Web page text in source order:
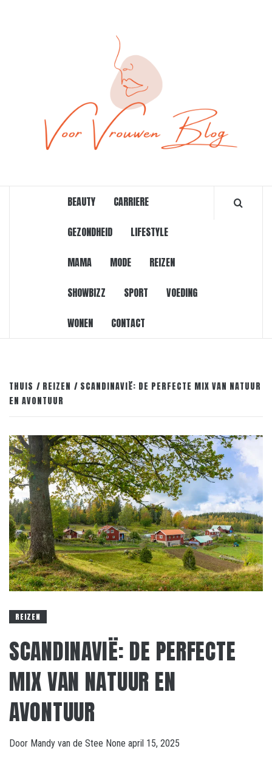
BEAUTY CARRIERE
GEZONDHEID LIFESTYLE
MAMA MODE REIZEN
SHOWBIZZ SPORT VOEDING
WONEN CONTACT
THUIS REIZEN
SCANDINAVIË: DE PERFECTE MIX VAN NATUUR
EN AVONTUUR
REIZEN
SCANDINAVIË: DE PERFECTE
MIX VAN NATUUR EN
AVONTUUR
Door Mandy van de Stee None april 15, 2025